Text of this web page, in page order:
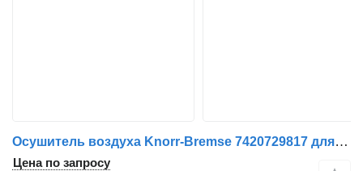
Осушитель воздуха Knorr-Bremse 7420729817 для грузовика Renault
Цена по запросу